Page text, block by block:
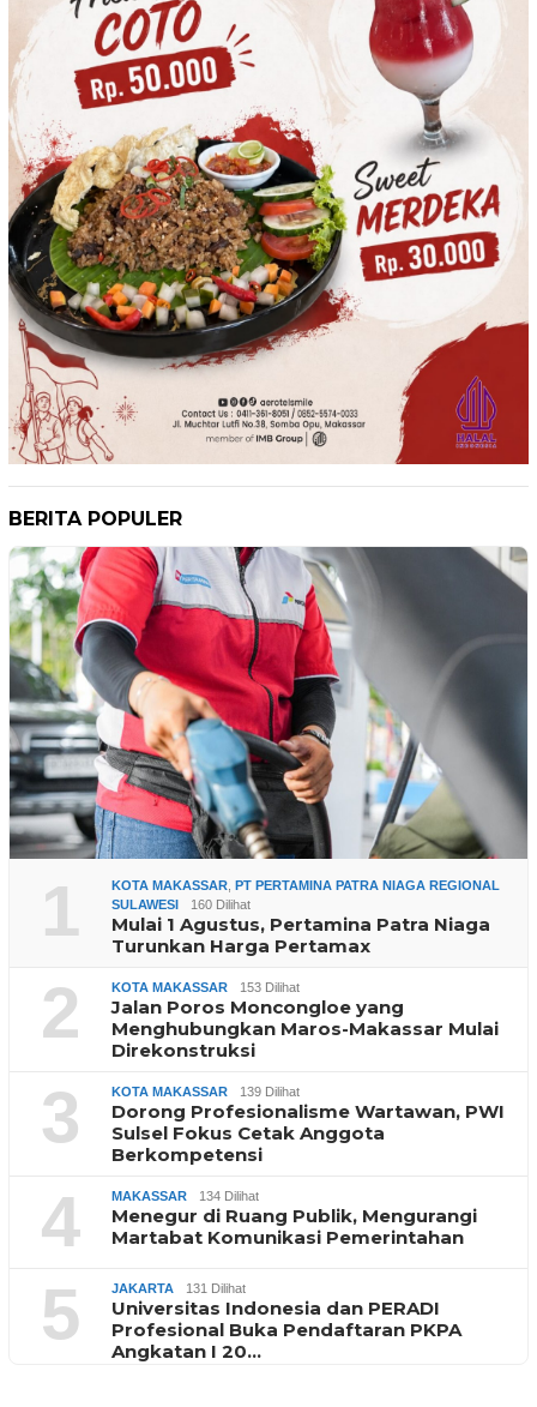
BERITA POPULER
1 KOTA MAKASSAR PT PERTAMINA PATRA NIAGA REGIONAL
SULAWESI
160 Dilihat
Mulai 1 Agustus, Pertamina Patra Niaga
Turunkan Harga Pertamax
2 KOTA MAKASSAR 153 Dilihat
Jalan Poros Moncongloe yang
Menghubungkan Maros-Makassar Mulai
Direkonstruksi
3 KOTA MAKASSAR 139 Dilihat
Dorong Profesionalisme Wartawan, PWI
Sulsel Fokus Cetak Anggota
Berkompetensi
4 MAKASSAR 134 Dilihat
Menegur di Ruang Publik, Mengurangi
Martabat Komunikasi Pemerintahan
5 JAKARTA 131 Dilihat
Universitas Indonesia dan PERADI
Profesional Buka Pendaftaran PKPA
Angkatan I 20…